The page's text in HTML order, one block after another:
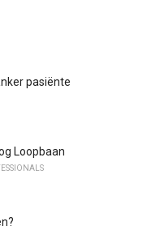
pasiënte
Loopbaan